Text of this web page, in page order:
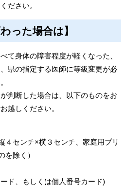
ださい。
った場合は】
て身体の障害程度が軽くなった、
県の指定する医師に等級変更が必
判断した場合は、以下のものをお
越しください。
４センチ×横３センチ、家庭用プリ
を除く）
ド、もしくは個人番号カード)